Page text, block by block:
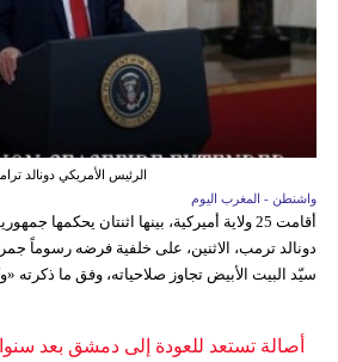
الرئيس الأمريكي دونالد
واشنطن - المغرب اليوم
أقامت 25 ولاية أميركية، بينها اثنتان
سيّد البيت الأبيض تجاوز صلاحياته، وفق ما ذكرته
أصالة تستعد للعودة إلى دمشق بعد